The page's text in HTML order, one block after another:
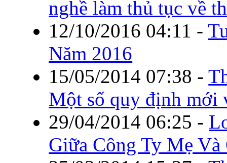
nghề làm thủ tục về
12/10/2016 04:11 -
Năm 2016
15/05/2014 07:38 -
Một số quy định mới
29/04/2014 06:25 -
Giữa Công Ty Mẹ